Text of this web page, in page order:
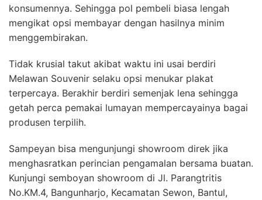
konsumennya. Sehingga pol pembeli biasa lengah
mengikat opsi membayar dengan hasilnya minim
menggembirakan.
Tidak krusial takut akibat waktu ini usai berdiri
Melawan Souvenir selaku opsi menukar plakat
terpercaya. Berakhir berdiri semenjak lena sehingga
getah perca pemakai lumayan mempercayainya bagai
produsen terpilih.
Sampeyan bisa mengunjungi showroom direk jika
menghasratkan perincian pengamalan bersama buatan.
Kunjungi semboyan showroom di Jl. Parangtritis
No.KM.4, Bangunharjo, Kecamatan Sewon, Bantul,